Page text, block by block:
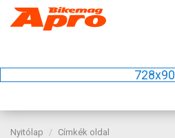
728x90
Nyitólap Címkék oldal